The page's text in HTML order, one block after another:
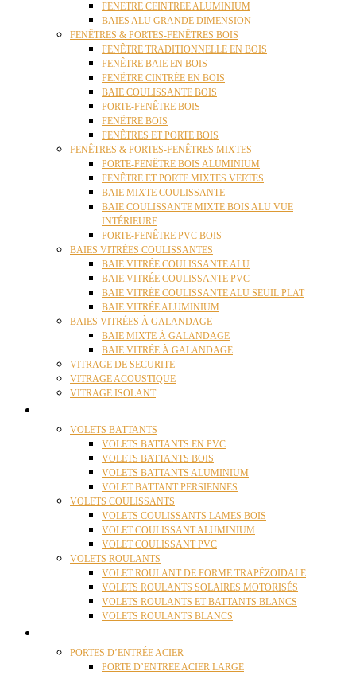
FENETRE CEINTREE ALUMINIUM
BAIES ALU GRANDE DIMENSION
FENÊTRES & PORTES-FENÊTRES BOIS
FENÊTRE TRADITIONNELLE EN BOIS
FENÊTRE BAIE EN BOIS
FENÊTRE CINTRÉE EN BOIS
BAIE COULISSANTE BOIS
PORTE-FENÊTRE BOIS
FENÊTRE BOIS
FENÊTRES ET PORTE BOIS
FENÊTRES & PORTES-FENÊTRES MIXTES
PORTE-FENÊTRE BOIS ALUMINIUM
FENÊTRE ET PORTE MIXTES VERTES
BAIE MIXTE COULISSANTE
BAIE COULISSANTE MIXTE BOIS ALU VUE
INTÉRIEURE
PORTE-FENÊTRE PVC BOIS
BAIES VITRÉES COULISSANTES
BAIE VITRÉE COULISSANTE ALU
BAIE VITRÉE COULISSANTE PVC
BAIE VITRÉE COULISSANTE ALU SEUIL PLAT
BAIE VITRÉE ALUMINIUM
BAIES VITRÉES À GALANDAGE
BAIE MIXTE À GALANDAGE
BAIE VITRÉE À GALANDAGE
VITRAGE DE SECURITE
VITRAGE ACOUSTIQUE
VITRAGE ISOLANT
VOLETS BATTANTS
VOLETS BATTANTS EN PVC
VOLETS BATTANTS BOIS
VOLETS BATTANTS ALUMINIUM
VOLET BATTANT PERSIENNES
VOLETS COULISSANTS
VOLETS COULISSANTS LAMES BOIS
VOLET COULISSANT ALUMINIUM
VOLET COULISSANT PVC
VOLETS ROULANTS
VOLET ROULANT DE FORME TRAPÉZOÏDALE
VOLETS ROULANTS SOLAIRES MOTORISÉS
VOLETS ROULANTS ET BATTANTS BLANCS
VOLETS ROULANTS BLANCS
PORTES D’ENTRÉE ACIER
PORTE D’ENTREE ACIER LARGE